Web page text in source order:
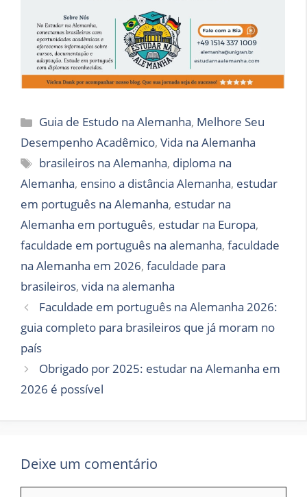
Categorias
Guia de Estudo na Alemanha, Melhore Seu
Desempenho Acadêmico, Vida na Alemanha
Tags
brasileiros na Alemanha, diploma na
Alemanha, ensino a distância Alemanha, estudar
em português na Alemanha, estudar na
Alemanha em português, estudar na Europa,
faculdade em português na alemanha, faculdade
na Alemanha em 2026, faculdade para
brasileiros, vida na alemanha
Faculdade em português na Alemanha 2026:
guia completo para brasileiros que já moram no
país
Obrigado por 2025: estudar na Alemanha em
2026 é possível
Deixe um comentário